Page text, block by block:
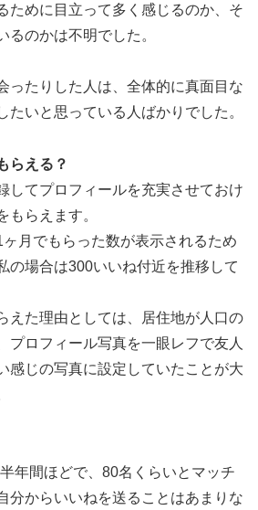
ために目立って多く感じるのか、そ
るのかは不明でした。
ったりした人は、全体的に真面目な
たいと思っている人ばかりでした。
らえる？
してプロフィールを充実させておけ
もらえます。
月でもらった数が表示されるため
の場合は300いいね付近を推移して
えた理由としては、居住地が人口の
プロフィール写真を一眼レフで友人
感じの写真に設定していたことが大
年間ほどで、80名くらいとマッチ
分からいいねを送ることはあまりな